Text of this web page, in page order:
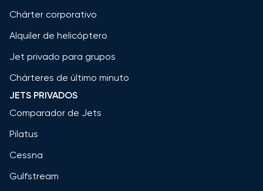
Chárter corporativo
Alquiler de helicóptero
Jet privado para grupos
Chárteres de último minuto
JETS PRIVADOS
Comparador de Jets
Pilatus
Cessna
Gulfstream